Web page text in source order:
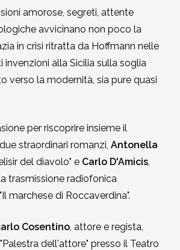
amorose, segreti, attente
avvicinano non poco la
in crisi ritratta da Hoffmann nelle
invenzioni alla Sicilia sulla soglia
verso la modernità, sia pure quasi
per riscoprire insieme il
straordinari romanzi, Antonella
del diavolo" e Carlo D'Amicis
trasmissione radiofonica
marchese di Roccaverdina".
Cosentino , attore e regista,
dell'attore" presso il Teatro